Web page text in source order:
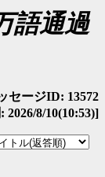
語通過
セージID: 13572
2026/8/10(10:53)]